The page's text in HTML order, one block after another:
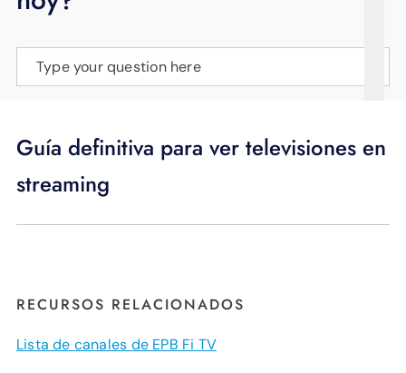
Type your question here
Guía definitiva para ver televisiones en
streaming
RECURSOS RELACIONADOS
Lista de canales de EPB Fi TV